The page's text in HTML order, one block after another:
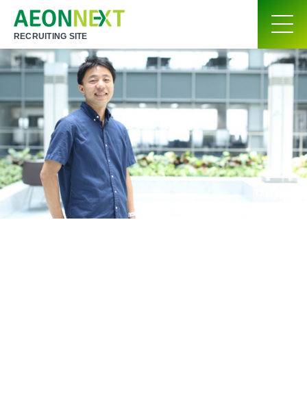
RECRUITING SITE